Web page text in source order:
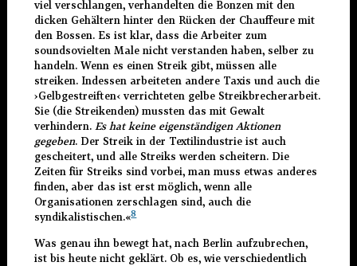
viel verschlangen, verhandelten die Bonzen mit den
dicken Gehältern hinter den Rücken der Chauffeure mit
den Bossen. Es ist klar, dass die Arbeiter zum
soundsovielten Male nicht verstanden haben, selber zu
handeln. Wenn es einen Streik gibt, müssen alle
streiken. Indessen arbeiteten andere Taxis und auch die
›Gelbgestreiften‹ verrichteten gelbe Streikbrecherarbeit.
Sie (die Streikenden) mussten das mit Gewalt
verhindern. Es hat keine eigenständigen Aktionen
gegeben. Der Streik in der Textilindustrie ist auch
gescheitert, und alle Streiks werden scheitern. Die
Zeiten für Streiks sind vorbei, man muss etwas anderes
finden, aber das ist erst möglich, wenn alle
Organisationen zerschlagen sind, auch die
syndikalistischen.«8
Was genau ihn bewegt hat, nach Berlin aufzubrechen,
ist bis heute nicht geklärt. Ob es, wie verschiedentlich